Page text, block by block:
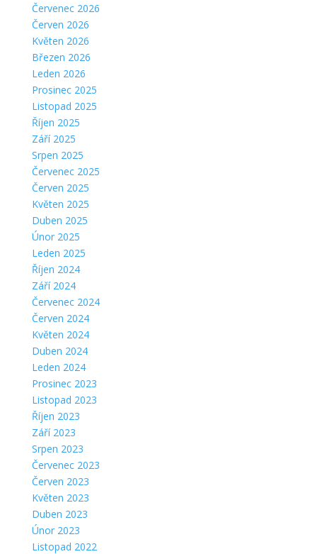
Červenec 2026
Červen 2026
Květen 2026
Březen 2026
Leden 2026
Prosinec 2025
Listopad 2025
Říjen 2025
Září 2025
Srpen 2025
Červenec 2025
Červen 2025
Květen 2025
Duben 2025
Únor 2025
Leden 2025
Říjen 2024
Září 2024
Červenec 2024
Červen 2024
Květen 2024
Duben 2024
Leden 2024
Prosinec 2023
Listopad 2023
Říjen 2023
Září 2023
Srpen 2023
Červenec 2023
Červen 2023
Květen 2023
Duben 2023
Únor 2023
Listopad 2022